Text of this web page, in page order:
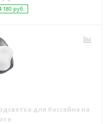
180 руб.
для бассейна на